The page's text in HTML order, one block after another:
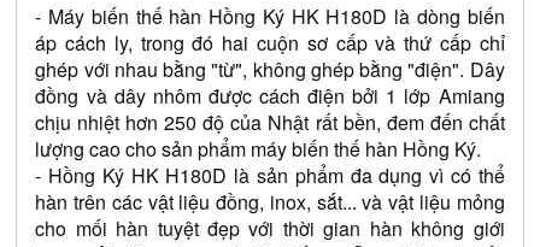
- Máy biến thế hàn Hồng Ký HK H180D là dòng biến
áp cách ly, trong đó hai cuộn sơ cấp và thứ cấp chỉ
ghép với nhau bằng "từ", không ghép bằng "điện". Dây
đồng và dây nhôm được cách điện bởi 1 lớp Amiang
chịu nhiệt hơn 250 độ của Nhật rất bền, đem đến chất
lượng cao cho sản phẩm máy biến thế hàn Hồng Ký.
- Hồng Ký HK H180D là sản phẩm đa dụng vì có thể
hàn trên các vật liệu đồng, inox, sắt... và vật liệu mỏng
cho mối hàn tuyệt đẹp với thời gian hàn không giới